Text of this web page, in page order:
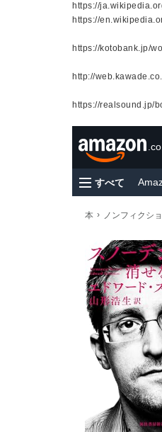
https://
https://
https://kotobank.jp/
http://
https://realsound.jp/